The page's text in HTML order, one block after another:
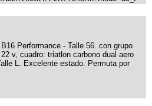
Performance - Talle 56. con grupo
v, cuadro: triatlon carbono dual aero
L. Excelente estado. Permuta por